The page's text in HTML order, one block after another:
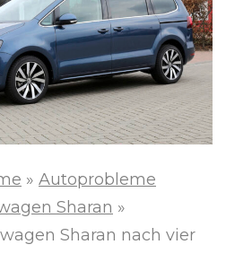
» Autoprobleme
Sharan »
Sharan nach vier